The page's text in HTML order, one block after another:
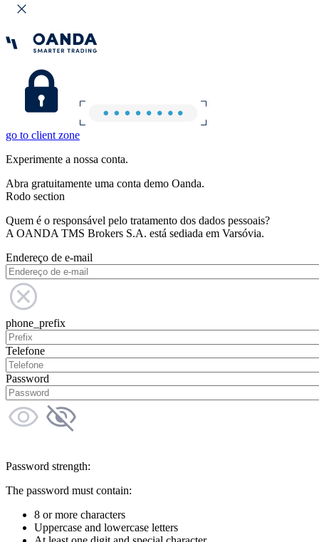
go to client zone
Experimente a nossa conta.
Abra gratuitamente uma conta demo Oanda.
Rodo section
Quem é o responsável pelo tratamento dos dados pessoais?
A OANDA TMS Brokers S.A. está sediada em Varsóvia.
Endereço de e-mail
phone_prefix
Telefone
Password
Password strength:
The password must contain:
8 or more characters
Uppercase and lowercase letters